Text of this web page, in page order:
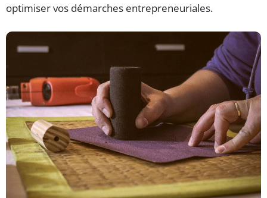
optimiser vos démarches entrepreneuriales.